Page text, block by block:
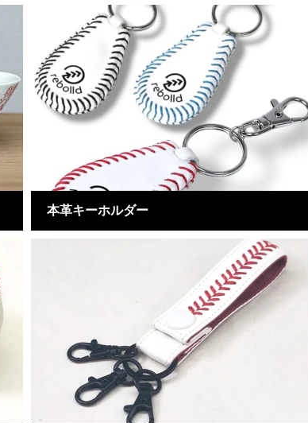
本革キーホルダー